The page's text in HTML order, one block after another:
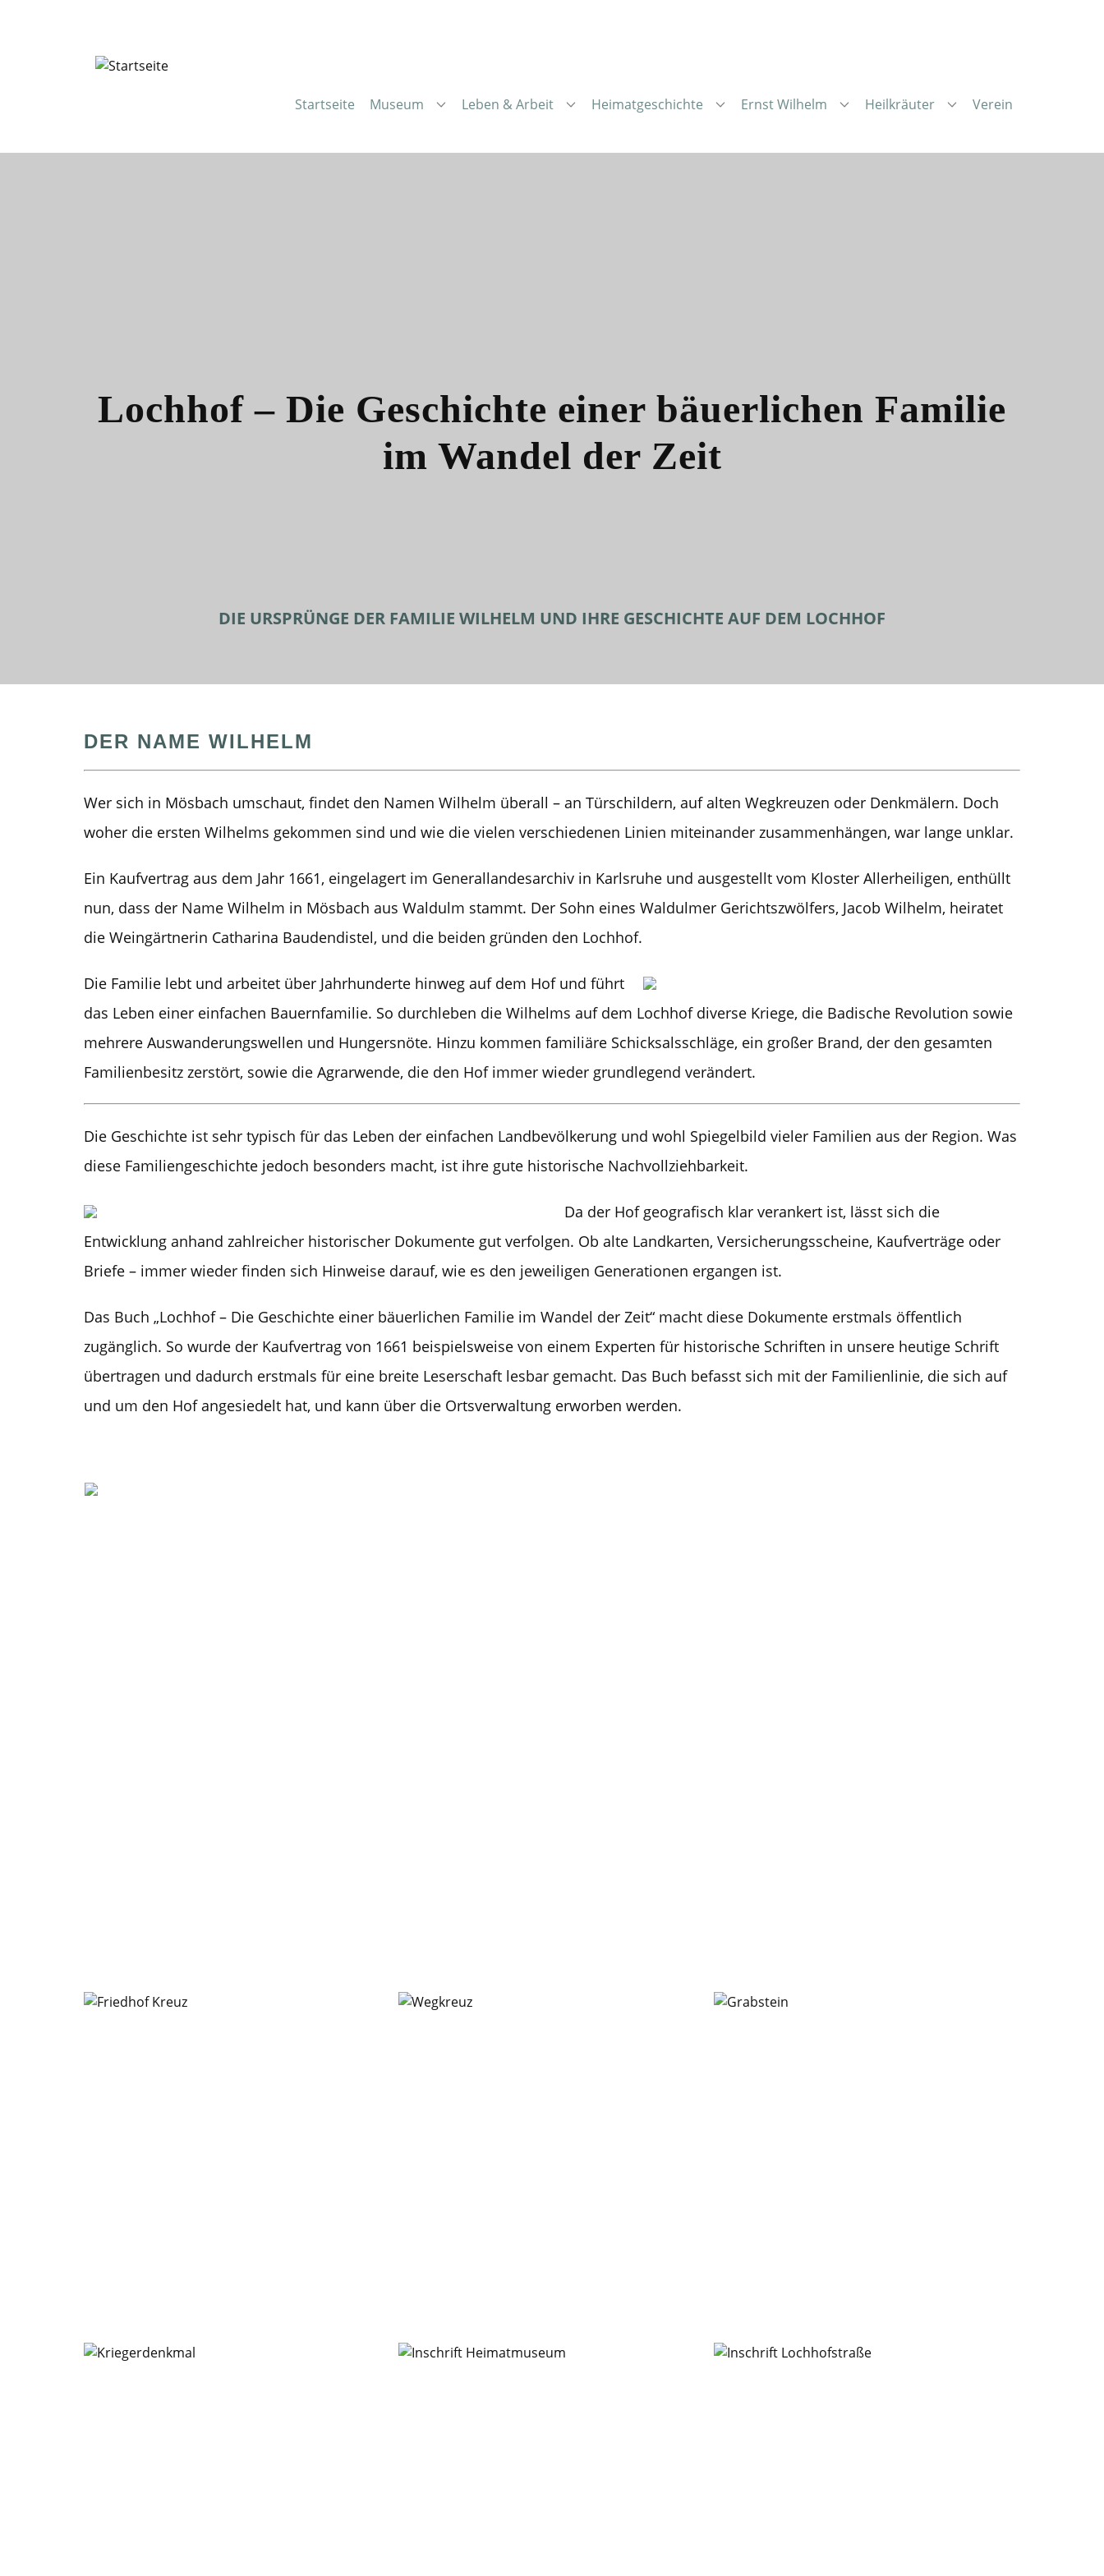
Startseite Museum Leben & Arbeit Heimatgeschichte Ernst Wilhelm Heilkräuter Verein
Lochhof – Die Geschichte einer bäuerlichen Familie
im Wandel der Zeit
DIE URSPRÜNGE DER FAMILIE WILHELM UND IHRE GESCHICHTE AUF DEM LOCHHOF
DER NAME WILHELM
Wer sich in Mösbach umschaut, findet den Namen Wilhelm überall – an Türschildern, auf alten Wegkreuzen oder Denkmälern. Doch
woher die ersten Wilhelms gekommen sind und wie die vielen verschiedenen Linien miteinander zusammenhängen, war lange unklar.
Ein Kaufvertrag aus dem Jahr 1661, eingelagert im Generallandesarchiv in Karlsruhe und ausgestellt vom Kloster Allerheiligen, enthüllt
nun, dass der Name Wilhelm in Mösbach aus Waldulm stammt. Der Sohn eines Waldulmer Gerichtszwölfers, Jacob Wilhelm, heiratet
die Weingärtnerin Catharina Baudendistel, und die beiden gründen den Lochhof.
Die Familie lebt und arbeitet über Jahrhunderte hinweg auf dem Hof und führt
das Leben einer einfachen Bauernfamilie. So durchleben die Wilhelms auf dem Lochhof diverse Kriege, die Badische Revolution sowie
mehrere Auswanderungswellen und Hungersnöte. Hinzu kommen familiäre Schicksalsschläge, ein großer Brand, der den gesamten
Familienbesitz zerstört, sowie die Agrarwende, die den Hof immer wieder grundlegend verändert.
Die Geschichte ist sehr typisch für das Leben der einfachen Landbevölkerung und wohl Spiegelbild vieler Familien aus der Region. Was
diese Familiengeschichte jedoch besonders macht, ist ihre gute historische Nachvollziehbarkeit.
Da der Hof geografisch klar verankert ist, lässt sich die
Entwicklung anhand zahlreicher historischer Dokumente gut verfolgen. Ob alte Landkarten, Versicherungsscheine, Kaufverträge oder
Briefe – immer wieder finden sich Hinweise darauf, wie es den jeweiligen Generationen ergangen ist.
Das Buch „Lochhof – Die Geschichte einer bäuerlichen Familie im Wandel der Zeit“ macht diese Dokumente erstmals öffentlich
zugänglich. So wurde der Kaufvertrag von 1661 beispielsweise von einem Experten für historische Schriften in unsere heutige Schrift
übertragen und dadurch erstmals für eine breite Leserschaft lesbar gemacht. Das Buch befasst sich mit der Familienlinie, die sich auf
und um den Hof angesiedelt hat, und kann über die Ortsverwaltung erworben werden.